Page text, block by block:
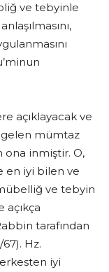
ve tebyinle
açıklayacak ve
mümtaz
ona inmiştir. O,
en iyi bilen ve
ve tebyin
tarafından
Hz.
iyi